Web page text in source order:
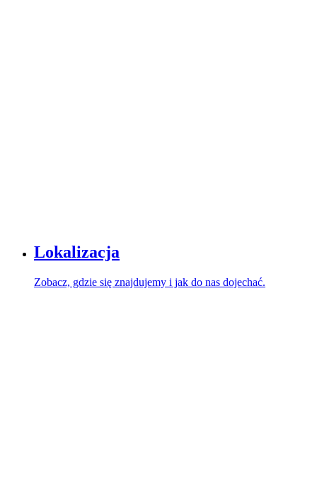
Lokalizacja
Zobacz, gdzie się znajdujemy i jak do nas dojechać.